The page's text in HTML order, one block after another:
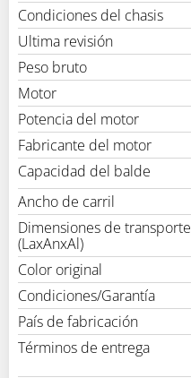
Condiciones del chasis
Ultima revisión
Peso bruto
Motor
Potencia del motor
Fabricante del motor
Capacidad del balde
Ancho de carril
Dimensiones de transporte
(LaxAnxAl)
Color original
Condiciones/Garantía
País de fabricación
Términos de entrega